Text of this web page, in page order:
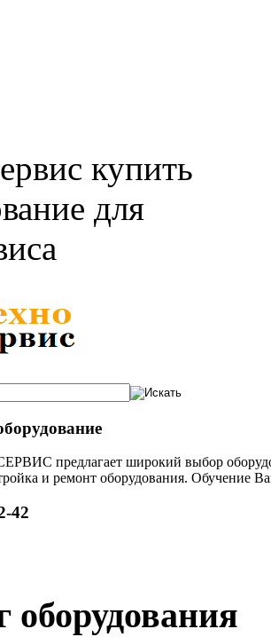
предлагает широкий выбор
и ремонт оборудования. Обучение
42
оборудования